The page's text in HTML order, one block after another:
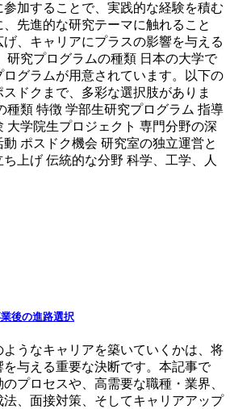
加することで、実践的な経験を積む
先進的な研究テーマに触れること
、キャリアにプラスの影響を与える
研究プログラムの種類 日本の大学で
グラムが用意されています。以下の
ドクまで、多彩な選択肢がありま
種類 特徴 学部生研究プログラム 指導
大学院生プロジェクト 専門分野の深
ポスドク機会 研究室の独立運営と
上げ 伝統的な分野 科学、工学、人
後の進路選択
うなキャリアを築いていくかは、将
与える重要な決断です。本記事で
プロセスや、高需要な職種・業界、
、面接対策、そしてキャリアアップ